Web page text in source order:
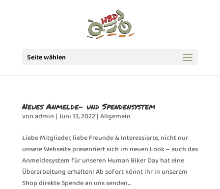
Seite wählen
Neues Anmelde- und Spendensystem
von admin | Juni 13, 2022| Allgemein
Liebe Mitglieder, liebe Freunde & Interessierte, nicht nur
unsere Webseite präsentiert sich im neuen Look – auch das
Anmeldesystem für unseren Human Biker Day hat eine
Überarbeitung erhalten! Ab sofort könnt ihr in unserem
Shop direkte Spende an uns senden...